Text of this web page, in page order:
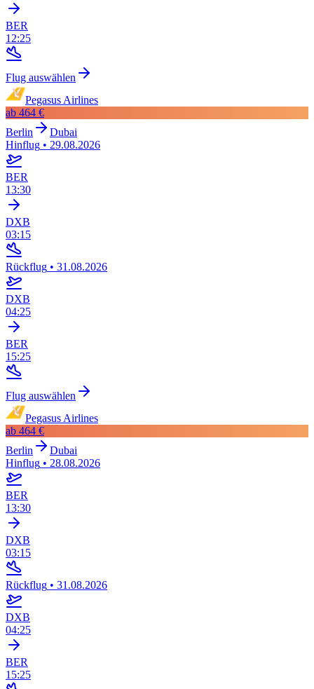
BER
12:25
Flug auswählen
Pegasus Airlines
ab 464 €
Berlin
Dubai
Hinflug • 29.08.2026
BER
13:30
DXB
03:15
Rückflug • 31.08.2026
DXB
04:25
BER
15:25
Flug auswählen
Pegasus Airlines
ab 464 €
Berlin
Dubai
Hinflug • 28.08.2026
BER
13:30
DXB
03:15
Rückflug • 31.08.2026
DXB
04:25
BER
15:25